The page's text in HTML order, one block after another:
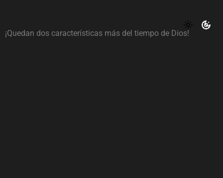
¡Quedan dos características más del tiempo de Dios!